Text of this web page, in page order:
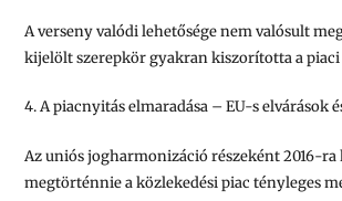
Averseny valódi lehetősége nem valósult
kijelölt szerepkör gyakran kiszorította a
4. A piacnyitás elmaradása – EU-s elvárások
Az uniós jogharmonizáció részeként2016-ra
megtörténnie a közlekedési piac tényleges